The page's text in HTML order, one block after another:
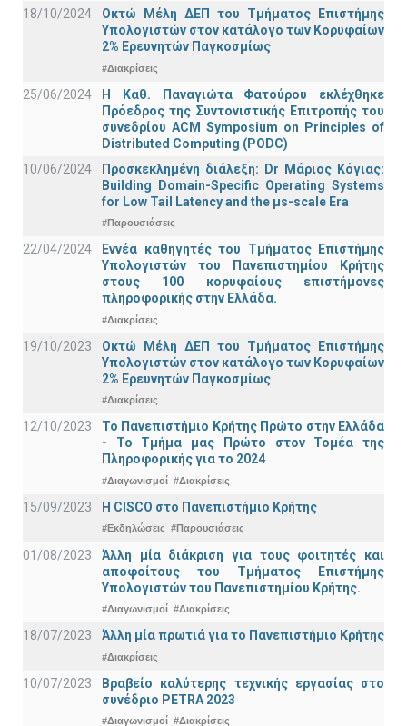
18/10/2024
Οκτώ Μέλη ΔΕΠ του Τμήματος Επιστήμης
Υπολογιστών στον κατάλογο των Κορυφαίων
2% Ερευνητών Παγκοσμίως
#Διακρίσεις
25/06/2024
Η Καθ. Παναγιώτα Φατούρου εκλέχθηκε
Πρόεδρος της Συντονιστικής Επιτροπής του
συνεδρίου ACM Symposium on Principles of
Distributed Computing (PODC)
10/06/2024
Προσκεκλημένη διάλεξη: Dr Μάριος Κόγιας:
Building Domain-Specific Operating Systems
for Low Tail Latency and the μs-scale Era
#Παρουσιάσεις
22/04/2024
Εννέα καθηγητές του Τμήματος Επιστήμης
Υπολογιστών του Πανεπιστημίου Κρήτης
στους 100 κορυφαίους επιστήμονες
πληροφορικής στην Ελλάδα.
#Διακρίσεις
19/10/2023
Οκτώ Μέλη ΔΕΠ του Τμήματος Επιστήμης
Υπολογιστών στον κατάλογο των Κορυφαίων
2% Ερευνητών Παγκοσμίως
#Διακρίσεις
12/10/2023
Το Πανεπιστήμιο Κρήτης Πρώτο στην Ελλάδα
- Το Τμήμα μας Πρώτο στον Τομέα της
Πληροφορικής για το 2024
#Διαγωνισμοί #Διακρίσεις
15/09/2023 Η CISCO στο Πανεπιστήμιο Κρήτης
#Εκδηλώσεις #Παρουσιάσεις
01/08/2023
Άλλη μία διάκριση για τους φοιτητές και
αποφοίτους του Τμήματος Επιστήμης
Υπολογιστών του Πανεπιστημίου Κρήτης.
#Διαγωνισμοί #Διακρίσεις
18/07/2023 Άλλη μία πρωτιά για το Πανεπιστήμιο Κρήτης
#Διακρίσεις
10/07/2023
Βραβείο καλύτερης τεχνικής εργασίας στο
συνέδριο PETRA 2023
#Διαγωνισμοί #Διακρίσεις